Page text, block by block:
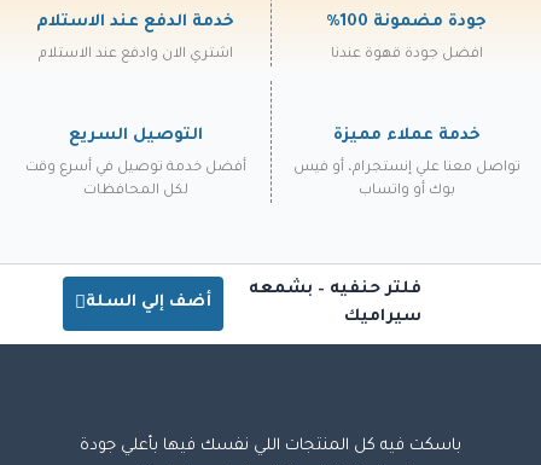
جودة مضمونة 100%
افضل جودة قهوة عندنا
خدمة الدفع عند الاستلام
اشتري الان وادفع عند الاستلام
خدمة عملاء مميزة
تواصل معنا علي إنستجرام، أو فيس
بوك أو واتساب
التوصيل السريع
أفضل خدمة توصيل في أسرع وقت
لكل المحافظات
فلتر حنفيه – بشمعه
سيراميك
أضف إلي السلة
باسكت فيه كل المنتجات اللي نفسك فيها بأعلي جودة